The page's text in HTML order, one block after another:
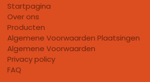
Startpagina
Over ons
Producten
Algemene Voorwaarden Plaatsingen
Algemene Voorwaarden
Privacy policy
FAQ